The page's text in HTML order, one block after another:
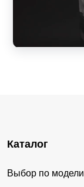
Каталог
Выбор по модели